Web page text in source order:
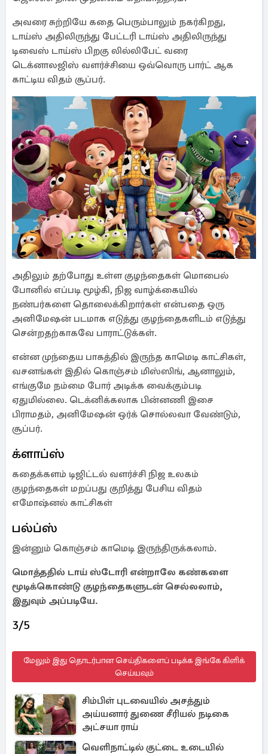
அவரை சுற்றியே கதை பெரும்பாலும் நகர்கிறது,
டாய்ஸ் அதிலிருந்து பேட்டரி டாய்ஸ் அதிலிருந்து
டிவைஸ் டாய்ஸ் பிறகு லில்லிபேட் வரை
டெக்னாலஜிஸ் வளர்ச்சியை ஒவ்வொரு பார்ட் ஆக
காட்டிய விதம் சூப்பர்.
அதிலும் தற்போது உள்ள குழந்தைகள் மொபைல்
போனில் எப்படி மூழ்கி, நிஜ வாழ்க்கையில்
நண்பர்களை தொலைக்கிறார்கள் என்பதை ஒரு
அனிமேஷன் படமாக எடுத்து குழந்தைகளிடம் எடுத்து
சென்றதற்காகவே பாராட்டுக்கள்.
என்ன முந்தைய பாகத்தில் இருந்த காமெடி காட்சிகள்,
வசனங்கள் இதில் கொஞ்சம் மிஸ்ஸிங், ஆனாலும்,
எங்குமே நம்மை போர் அடிக்க வைக்கும்படி
ஏதுமில்லை. டெக்னிக்கலாக பின்னணி இசை
பிராமதம், அனிமேஷன் ஒர்க் சொல்லவா வேண்டும்,
சூப்பர்.
க்ளாப்ஸ்
கதைக்களம் டிஜிட்டல் வளர்ச்சி நிஜ உலகம்
குழந்தைகள் மறப்பது குறித்து பேசிய விதம்
எமோஷ்னல் காட்சிகள்
பல்ப்ஸ்
இன்னும் கொஞ்சம் காமெடி இருந்திருக்கலாம்.
மொத்ததில் டாய் ஸ்டோரி என்றாலே கண்களை
மூடிக்கொண்டு குழந்தைகளுடன் செல்லலாம்,
இதுவும் அப்படியே.
3/5
மேலும் இது தொடர்பான செய்திகளைப் படிக்க இங்கே கிளிக்
செய்யவும்
சிம்பிள் புடவையில் அசத்தும்
அய்யனார் துணை சீரியல் நடிகை
அட்சயா ராய்
வெளிநாட்டில் குட்டை உடையில்